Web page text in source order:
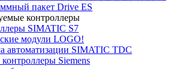
пакет Drive ES
контроллеры
SIMATIC S7
модули LOGO!
автоматизации SIMATIC TDC
Siemens